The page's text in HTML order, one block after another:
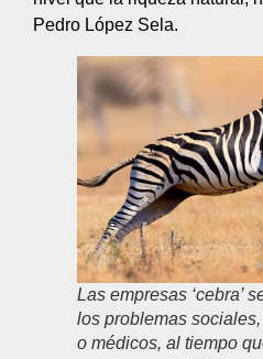
Pedro López Sela.
Las empresas ‘cebra’
los problemas
o médicos, al tiempo